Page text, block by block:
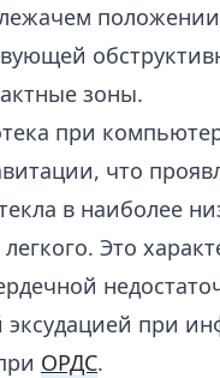
зоны.
при
что
в наиболее
Это
эксудацией при
ОРДС.